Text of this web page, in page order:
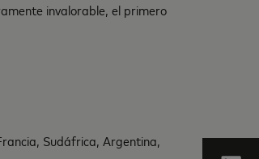
invalorable, el primero
Sudáfrica, Argentina,